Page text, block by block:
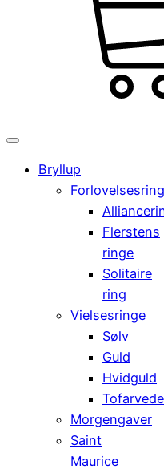
Bryllup
Flerstens
ringe
Solitaire
ring
Vielsesringe
Sølv
Guld
Hvidguld
Tofarvede
Morgengaver
Saint
Maurice